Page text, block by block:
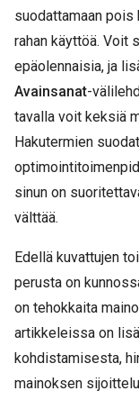
suodattamaan
rahan käyttöä. Voit
epäolennaisia, ja
Avainsanat-
tavalla voit keksiä
Hakutermien
sinun on
välttää.
Edellä kuvattujen
perusta on
on tehokkaita
artikkeleissa on
kohdistamisesta,
mainoksen